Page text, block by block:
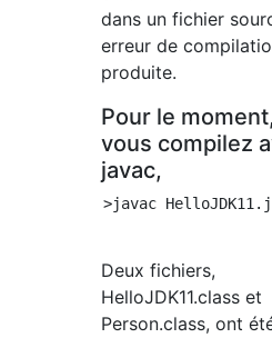
dans un fichier
erreur de
produite.
Pour le
vous compilez
javac,
>javac
Deux fichiers,
HelloJDK11.class et
Person.class, ont